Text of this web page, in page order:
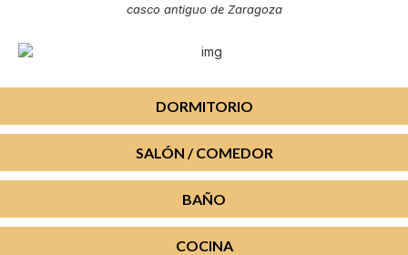
DORMITORIO
SALÓN / COMEDOR
BAÑO
COCINA
casco antiguo de Zaragoza